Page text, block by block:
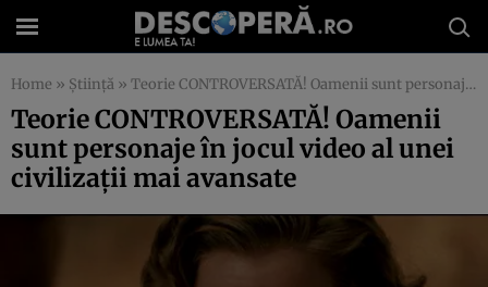
Home » Știință » Teorie CONTROVERSATĂ! Oamenii sunt personaje în jocul video al unei civilizaţii mai avansate
Teorie CONTROVERSATĂ! Oamenii
sunt personaje în jocul video al unei
civilizaţii mai avansate